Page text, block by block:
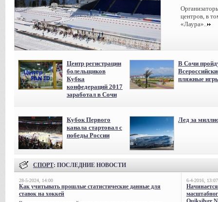
центров, в
«Лаура»..
Центр регистрации
болельщиков
Кубка
конфедераций 2017
заработал в Сочи
В Сочи
пляжные
Кубок Первого
канала стартовал с
победы России
Лед за
СПОРТ: ПОСЛЕДНИЕ НОВОСТИ
28-5-2024, 14:00
Как учитывать прошлые статистические данные для
ставок на хоккей
6-4-2016, 13:07